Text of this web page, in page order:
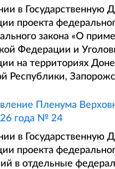
в Государственную
проекта
закона «О
Федерации и
на территориях
Республики,
Пленума
года № 24
в Государственную
проекта
в отдельные